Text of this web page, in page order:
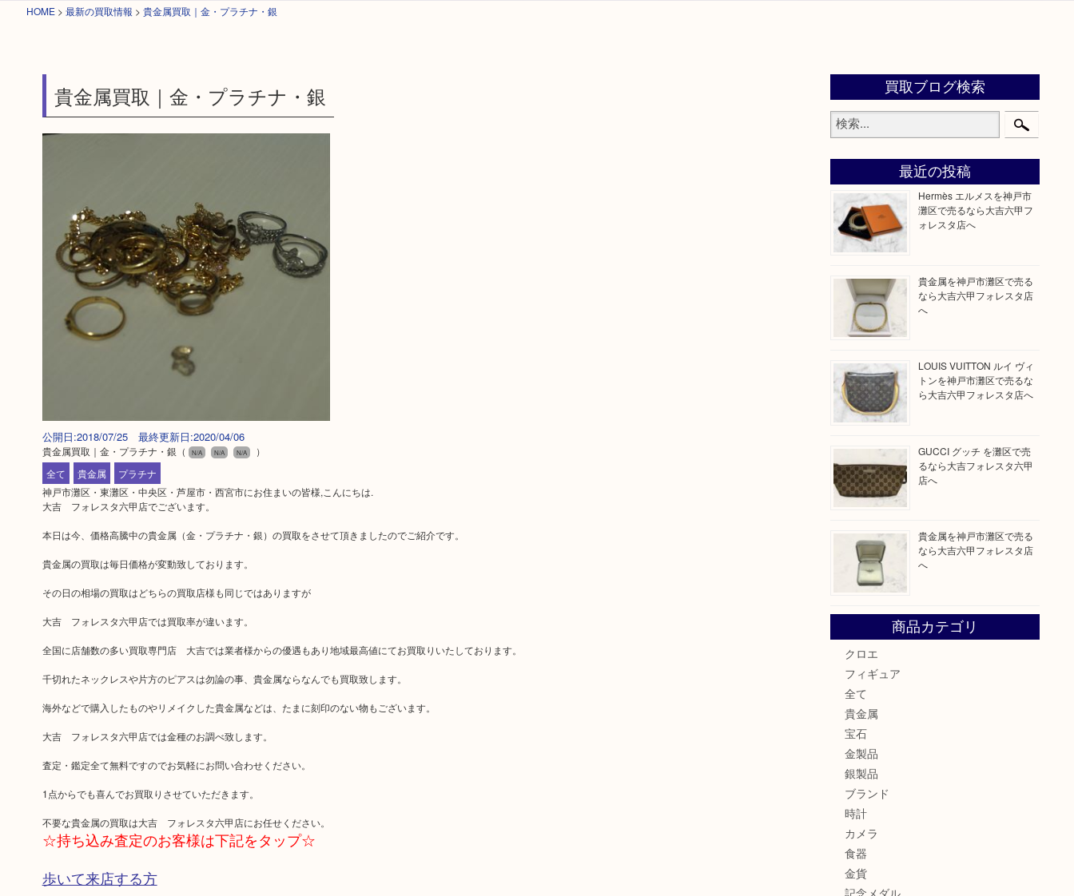
HOME > 最新の買取情報 > 貴金属買取｜金・プラチナ・銀
貴金属買取｜金・プラチナ・銀
公開日:2018/07/25 最終更新日:2020/04/06
貴金属買取｜金・プラチナ・銀 （ N/A N/A N/A
）
全て
貴金属
プラチナ
神戸市灘区・東灘区・中央区・芦屋市・西宮市にお住まいの皆様,こんにちは.
大吉 フォレスタ六甲店でございます。
本日は今、価格高騰中の貴金属（金・プラチナ・銀）の買取をさせて頂きましたのでご紹介です。
貴金属の買取は毎日価格が変動致しております。
その日の相場の買取はどちらの買取店様も同じではありますが
大吉 フォレスタ六甲店では買取率が違います。
全国に店舗数の多い買取専門店 大吉では業者様からの優遇もあり地域最高値にてお買取りいたしております。
千切れたネックレスや片方のピアスは勿論の事、貴金属ならなんでも買取致します。
海外などで購入したものやリメイクした貴金属などは、たまに刻印のない物もございます。
大吉 フォレスタ六甲店では金種のお調べ致します。
査定・鑑定全て無料ですのでお気軽にお問い合わせください。
1点からでも喜んでお買取りさせていただきます。
不要な貴金属の買取は大吉 フォレスタ六甲店にお任せください。
☆持ち込み査定のお客様は下記をタップ☆
歩いて来店する方
買取ブログ検索
最近の投稿
Hermès エルメスを神戸市
灘区で売るなら大吉六甲フ
ォレスタ店へ
貴金属を神戸市灘区で売る
なら大吉六甲フォレスタ店
へ
LOUIS VUITTON ルイ ヴィ
トンを神戸市灘区で売るな
ら大吉六甲フォレスタ店へ
GUCCI グッチ を灘区で売
るなら大吉フォレスタ六甲
店へ
貴金属を神戸市灘区で売る
なら大吉六甲フォレスタ店
へ
商品カテゴリ
クロエ
フィギュア
全て
貴金属
宝石
金製品
銀製品
ブランド
時計
カメラ
食器
金貨
記念メダル